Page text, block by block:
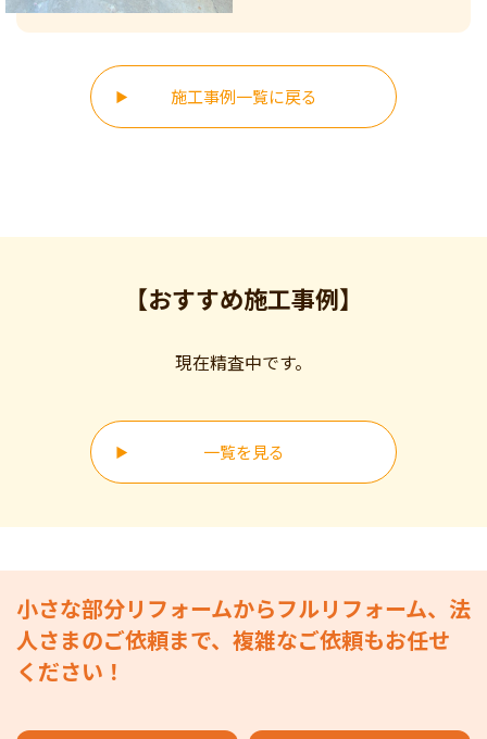
施工事例一覧に戻る
【おすすめ施工事例】
現在精査中です。
一覧を見る
小さな部分リフォームからフルリフォーム、法
人さまのご依頼まで、複雑なご依頼もお任せ
ください！